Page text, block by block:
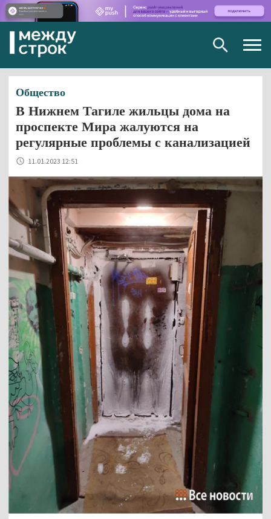
Общество
В Нижнем Тагиле жильцы дома на
проспекте Мира жалуются на
регулярные проблемы с канализацией
11.01.2023 12:51